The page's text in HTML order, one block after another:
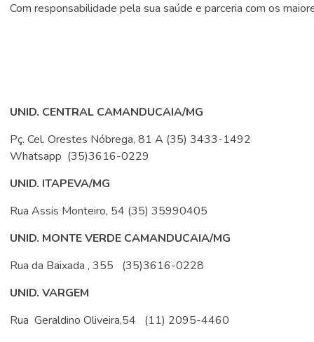
Com responsabilidade pela sua saúde e parceria com os
UNID. CENTRAL CAMANDUCAIA/MG
Pç. Cel. Orestes Nóbrega, 81 A (35) 3433-1492
Whatsapp (35)3616-0229
UNID. ITAPEVA/MG
Rua Assis Monteiro, 54 (35) 35990405
UNID. MONTE VERDE CAMANDUCAIA/MG
Rua da Baixada , 355 (35)3616-0228
UNID. VARGEM
Rua Geraldino Oliveira,54 (11) 2095-4460